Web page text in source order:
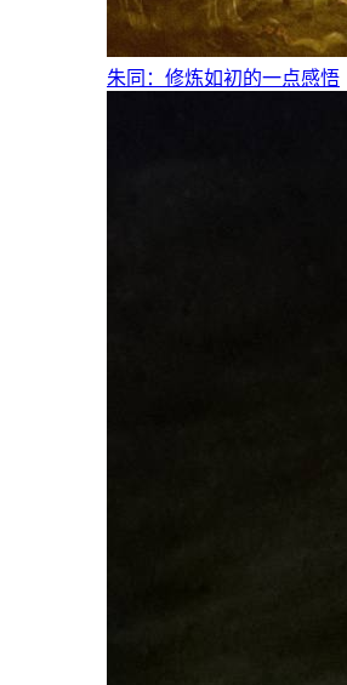
朱同：修炼如初的一点感悟